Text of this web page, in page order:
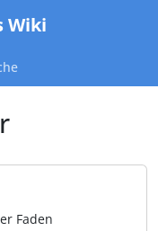
Wiki
Faden